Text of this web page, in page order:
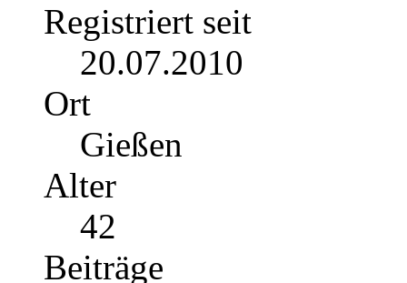
Registriert seit
20.07.2010
Ort
Gießen
Alter
42
Beiträge